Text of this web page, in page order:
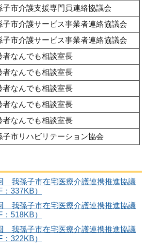
子市介護支援専門員連絡協議会
子市介護サービス事業者連絡協議会
子市介護サービス事業者連絡協議会
者なんでも相談室長
者なんでも相談室長
者なんでも相談室長
者なんでも相談室長
者なんでも相談室長
子市リハビリテーション協会
我孫子市在宅医療介護連携推進協議
337KB）
我孫子市在宅医療介護連携推進協議
518KB）
我孫子市在宅医療介護連携推進協議
322KB）